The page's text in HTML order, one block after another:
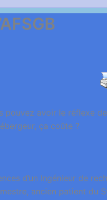
avoir le réflexe
ça coûte ?
d’un Ingénieur de
ancien patient du